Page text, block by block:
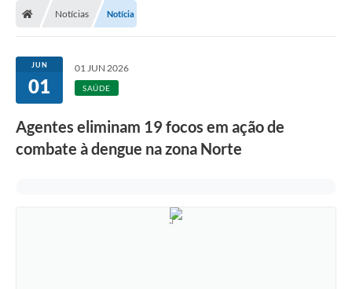
Notícias Notícia
JUN
01
01 JUN 2026
SAÚDE
Agentes eliminam 19 focos em ação de
combate à dengue na zona Norte